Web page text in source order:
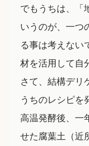
でもうちは、「
いうのが、一つ
る事は考えない
材を活用して自
さて、結構デリ
うちのレシピを
高温発酵後、一
せた腐葉土（近